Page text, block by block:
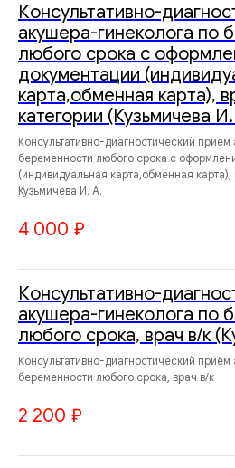
Консультативно-
акушера-гинеколога по
любого срока с
документации
карта,обменная карта),
категории (Кузьмичева
Консультативно-диагностический
беременности любого срока с
(индивидуальная карта,обменная
Кузьмичева И. А.
4 000 ₽
Консультативно-
акушера-гинеколога по
любого срока, врач в/к
Консультативно-диагностический
беременности любого срока, врач в/к
2 200 ₽